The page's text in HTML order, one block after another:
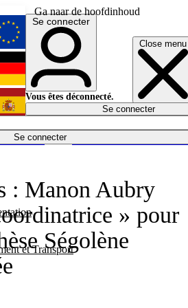
Ga naar de hoofdinhoud
Close menu
Se connecter
et Transport
Économie
English
Deutsch
Español
Se connecter
Vous êtes déconnecté.
Se connecter
: Manon Aubry
» pour
Ségolène